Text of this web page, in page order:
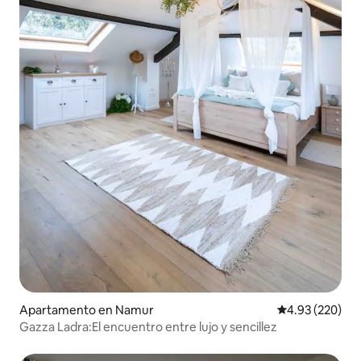
Apartamento en Namur Calificación
4.93 (220)
Gazza Ladra:El encuentro entre lujo y sencillez